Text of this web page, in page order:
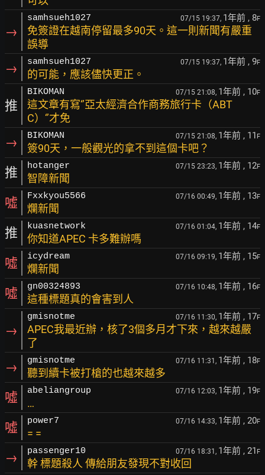
→
samhsueh1027 07/15 19:37, 1年前 , 8F
免簽證在越南停留最多90天。這一則新聞有嚴重
誤導
→ samhsueh1027 07/15 19:37, 1年前 , 9F
的可能，應該儘快更正。
推
BIKOMAN 07/15 21:08, 1年前 , 10F
這文章有寫‘’亞太經濟合作商務旅行卡（ABT
C）‘’才免
→ BIKOMAN 07/15 21:08, 1年前 , 11 F
簽90天，一般觀光的拿不到這個卡吧？
推 hotanger 07/15 23:23, 1年前 , 12F
智障新聞
噓 Fxxkyou5566 07/16 00:49, 1年前 , 13F
爛新聞
推 kuasnetwork 07/16 01:04, 1年前 , 14F
你知道APEC 卡多難辦嗎
噓 icydream 07/16 09:19, 1年前 , 15F
爛新聞
噓 gn00324893 07/16 10:48, 1年前 , 16F
這種標題真的會害到人
→
gmisnotme 07/16 11:30, 1年前 , 17F
APEC我最近辦，核了3個多月才下來，越來越嚴
了
→ gmisnotme 07/16 11:31, 1年前 , 18F
聽到續卡被打槍的也越來越多
噓 abeliangroup 07/16 12:03, 1年前 , 19F
…
噓 power7 07/16 14:33, 1年前 , 20F
= =
→ passenger10 07/16 18:31, 1年前 , 21 F
幹 標題殺人 傳給朋友發現不對收回